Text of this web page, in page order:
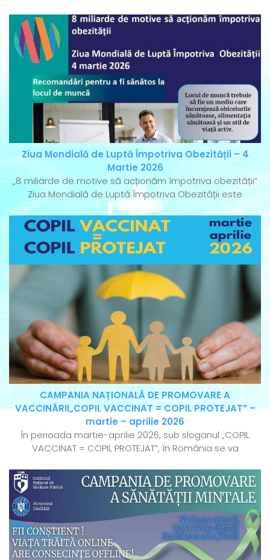
Ziua Mondială de Luptă Împotriva Obezității – 4
Martie 2026
„8 miliarde de motive să acționăm împotriva obezității”
Ziua Mondială de Luptă Împotriva Obezității este
CAMPANIA NAȚIONALĂ DE PROMOVARE A
VACCINĂRII„COPIL VACCINAT = COPIL PROTEJAT” –
martie – aprilie 2026
În perioada martie-aprilie 2026, sub sloganul „COPIL
VACCINAT = COPIL PROTEJAT”, în România se va